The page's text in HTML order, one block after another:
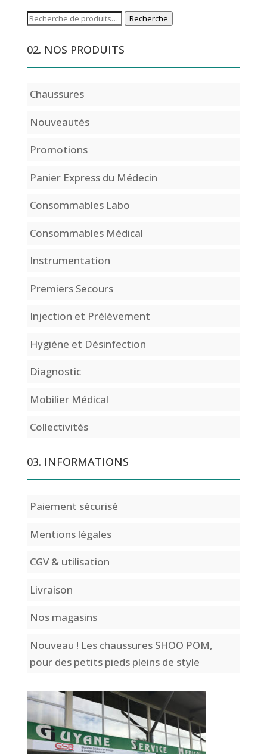
Recherche
Recherche
02. NOS PRODUITS
Chaussures
Nouveautés
Promotions
Panier Express du Médecin
Consommables Labo
Consommables Médical
Instrumentation
Premiers Secours
Injection et Prélèvement
Hygiène et Désinfection
Diagnostic
Mobilier Médical
Collectivités
03. INFORMATIONS
Paiement sécurisé
Mentions légales
CGV & utilisation
Livraison
Nos magasins
Nouveau ! Les chaussures SHOO POM,
pour des petits pieds pleins de style